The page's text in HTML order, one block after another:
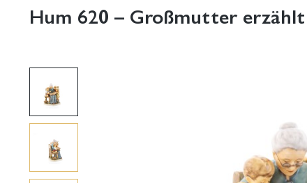
Hum 620 – Großmutter erzählt